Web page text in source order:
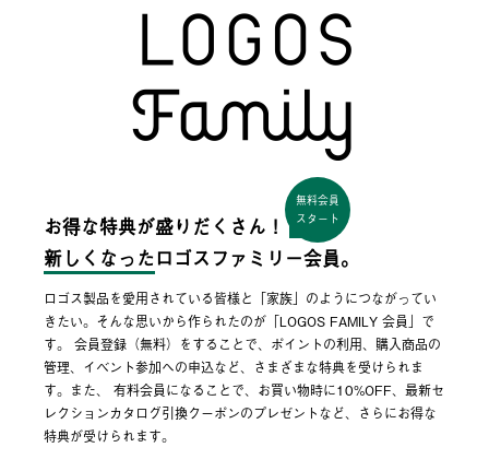
お得な特典が盛りだくさん！
無料会員
スタート
新しくなった ロゴスファミリー会員。
ロゴス製品を愛用されている皆様と「家族」のようにつながってい
きたい。そんな思いから作られたのが「LOGOS FAMILY 会員」で
す。 会員登録（無料）をすることで、ポイントの利用、購入商品の
管理、イベント参加への申込など、さまざまな特典を受けられま
す。また、 有料会員になることで、お買い物時に10%OFF、最新セ
レクションカタログ引換クーポンのプレゼントなど、さらにお得な
特典が受けられます。